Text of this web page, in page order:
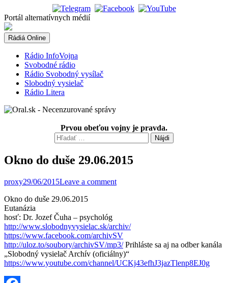
to
content
Portál alternatívnych médií
Rádiá Online
Rádio InfoVojna
Svobodné rádio
Rádio Svobodný vysílač
Slobodný vysielač
Rádio Litera
Prvou obeťou vojny je pravda.
Hľadať:
Okno do duše 29.06.2015
proxy29/06/2015Leave a comment
Okno do duše 29.06.2015
Eutanázia
hosť: Dr. Jozef Čuha – psychológ
http://www.slobodnyvysielac.sk/archiv/
https://www.facebook.com/archivSV
http://uloz.to/soubory/archivSV/mp3/Prihláste sa aj na odber kanála
„Slobodný vysielač Archív (oficiálny)“
https://www.youtube.com/channel/UCKj43efhJ3jazTlenp8EJ0g